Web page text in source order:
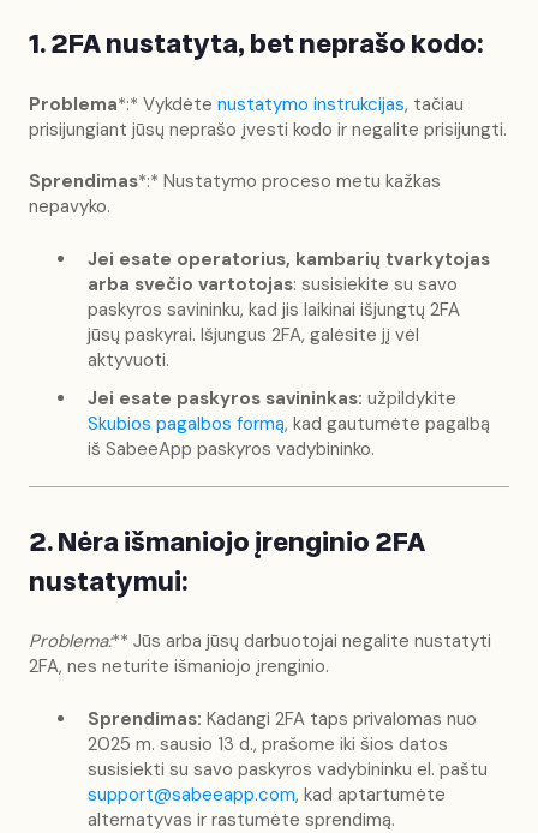
1. 2FA nustatyta, bet neprašo kodo:
Problema*:* Vykdėte nustatymo instrukcijas, tačiau
prisijungiant jūsų neprašo įvesti kodo ir negalite prisijungti.
Sprendimas*:* Nustatymo proceso metu kažkas
nepavyko.
Jei esate operatorius, kambarių tvarkytojas
arba svečio vartotojas: susisiekite su savo
paskyros savininku, kad jis laikinai išjungtų 2FA
jūsų paskyrai. Išjungus 2FA, galėsite jį vėl
aktyvuoti.
Jei esate paskyros savininkas: užpildykite
Skubios pagalbos formą, kad gautumėte pagalbą
iš SabeeApp paskyros vadybininko.
2. Nėra išmaniojo įrenginio 2FA
nustatymui:
Problema:** Jūs arba jūsų darbuotojai negalite nustatyti
2FA, nes neturite išmaniojo įrenginio.
Sprendimas: Kadangi 2FA taps privalomas nuo
2025 m. sausio 13 d., prašome iki šios datos
susisiekti su savo paskyros vadybininku el. paštu
support@sabeeapp.com, kad aptartumėte
alternatyvas ir rastumėte sprendimą.